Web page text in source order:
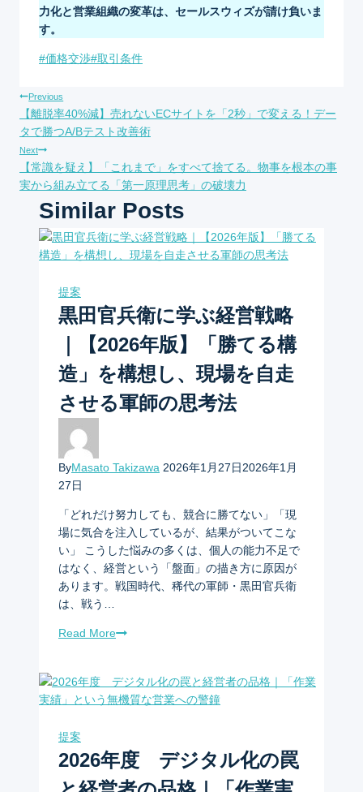
力化と営業組織の変革は、セールスウィズが請け負いま
す。
Post
#価格交渉#取引条件
投
稿
ナ
ビ
ゲ
Previous
【離脱率40%減】売れないECサイトを「2秒」で変える！デー
タで勝つA/Bテスト改善術
Next
【常識を疑え】「これまで」をすべて捨てる。物事を根本の事
実から組み立てる「第一原理思考」の破壊力
Similar Posts
提案
黒田官兵衛に学ぶ経営戦略
｜【2026年版】「勝てる構
造」を構想し、現場を自走
させる軍師の思考法
ByMasato Takizawa 2026年1月27日2026年1月
27日
「どれだけ努力しても、競合に勝てない」「現
場に気合を注入しているが、結果がついてこな
い」 こうした悩みの多くは、個人の能力不足で
はなく、経営という「盤面」の描き方に原因が
あります。戦国時代、稀代の軍師・黒田官兵衛
は、戦う…
Read More
提案
2026年度 デジタル化の罠